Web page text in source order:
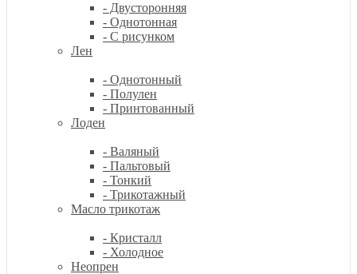
- Двусторонняя
- Однотонная
- С рисунком
Лен
- Однотонный
- Полулен
- Принтованный
Лоден
- Валяный
- Пальтовый
- Тонкий
- Трикотажный
Масло трикотаж
- Кристалл
- Холодное
Неопрен